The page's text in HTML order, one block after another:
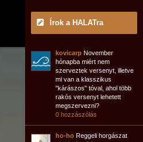
Írok a HALATra
kovicarp November
hónapba miért nem
szerveztek versenyt, illetve
mi van a klasszikus
"kárászos" tóval, ahol több
rakós versenyt lehetett
megszervezni?
0 hozzászólás
ho-ho Reggeli horgászat